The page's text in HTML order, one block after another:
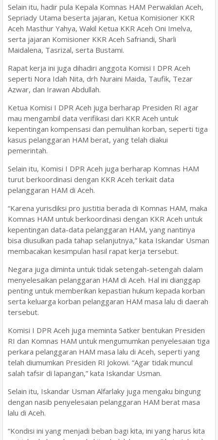
Selain itu, hadir pula Kepala Komnas HAM Perwakilan Aceh,
Sepriady Utama beserta jajaran, Ketua Komisioner KKR
Aceh Masthur Yahya, Wakil Ketua KKR Aceh Oni Imelva,
serta jajaran Komisioner KKR Aceh Safriandi, Sharli
Maidalena, Tasrizal, serta Bustami.
Rapat kerja ini juga dihadiri anggota Komisi I DPR Aceh
seperti Nora Idah Nita, drh Nuraini Maida, Taufik, Tezar
Azwar, dan Irawan Abdullah.
Ketua Komisi I DPR Aceh juga berharap Presiden RI agar
mau mengambil data verifikasi dari KKR Aceh untuk
kepentingan kompensasi dan pemulihan korban, seperti tiga
kasus pelanggaran HAM berat, yang telah diakui
pemerintah.
Selain itu, Komisi I DPR Aceh juga berharap Komnas HAM
turut berkoordinasi dengan KKR Aceh terkait data
pelanggaran HAM di Aceh.
“Karena yurisdiksi pro justitia berada di Komnas HAM, maka
Komnas HAM untuk berkoordinasi dengan KKR Aceh untuk
kepentingan data-data pelanggaran HAM, yang nantinya
bisa diusulkan pada tahap selanjutnya,” kata Iskandar Usman
membacakan kesimpulan hasil rapat kerja tersebut.
Negara juga diminta untuk tidak setengah-setengah dalam
menyelesaikan pelanggaran HAM di Aceh. Hal ini dianggap
penting untuk memberikan kepastian hukum kepada korban
serta keluarga korban pelanggaran HAM masa lalu di daerah
tersebut.
Komisi I DPR Aceh juga meminta Satker bentukan Presiden
RI dan Komnas HAM untuk mengumumkan penyelesaian tiga
perkara pelanggaran HAM masa lalu di Aceh, seperti yang
telah diumumkan Presiden RI Jokowi. “Agar tidak muncul
salah tafsir di lapangan,” kata Iskandar Usman.
Selain itu, Iskandar Usman Alfarlaky juga mengaku bingung
dengan nasib penyelesaian pelanggaran HAM berat masa
lalu di Aceh.
“Kondisi ini yang menjadi beban bagi kita, ini yang harus kita